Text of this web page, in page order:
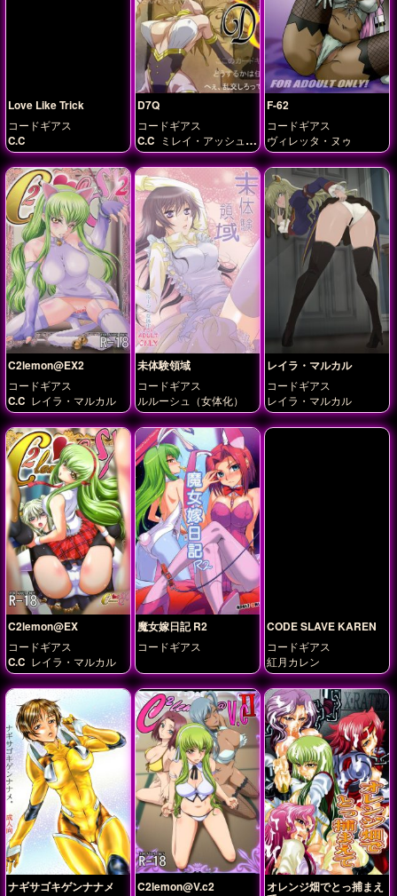
Love Like Trick
コードギアス
C.C
D7Q
コードギアス
C.C ミレイ・アッシュフ
ォード 紅月カレン
F-62
コードギアス
ヴィレッタ・ヌゥ
C2lemon@EX2
コードギアス
C.C レイラ・マルカル
未体験領域
コードギアス
ルルーシュ（女体化）
レイラ・マルカル
コードギアス
レイラ・マルカル
C2lemon@EX
コードギアス
C.C レイラ・マルカル
魔女嫁日記 R2
コードギアス
CODE SLAVE KAREN
コードギアス
紅月カレン
ナギサゴキゲンナナメ C2lemon@V.c2 オレンジ畑でとっ捕まえ